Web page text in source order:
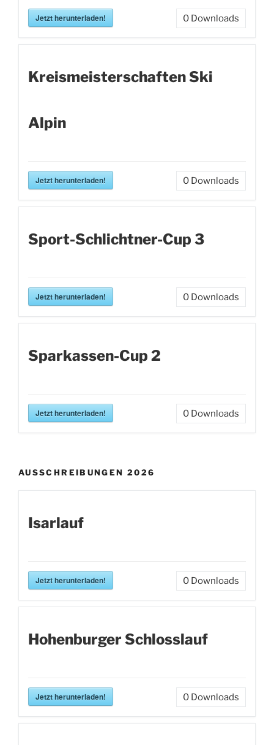
Jetzt herunterladen! 0 Downloads
Kreismeisterschaften Ski
Alpin
Jetzt herunterladen! 0 Downloads
Sport-Schlichtner-Cup 3
Jetzt herunterladen! 0 Downloads
Sparkassen-Cup 2
Jetzt herunterladen! 0 Downloads
AUSSCHREIBUNGEN 2026
Isarlauf
Jetzt herunterladen! 0 Downloads
Hohenburger Schlosslauf
Jetzt herunterladen! 0 Downloads